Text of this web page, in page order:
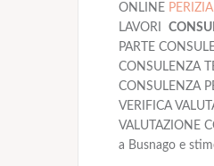
ONLINE
LAVORI
PARTE
CONSULENZA
CONSULENZA
VERIFICA
VALUTAZIONE
a Busnago e